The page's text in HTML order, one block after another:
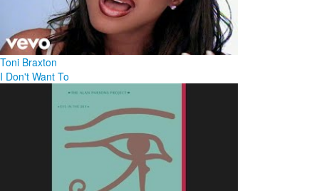
Toni Braxton
I Don't Want To